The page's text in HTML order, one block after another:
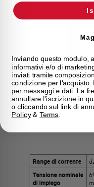
Range di corrente
Tensione nominale
di impiego
Inviando questo modulo,
informativi e/o di
inviati tramite
condizione per l'acquisto.
per messaggi e dati. La
annullare l'iscrizione in
o cliccando sul link di
Policy& Terms